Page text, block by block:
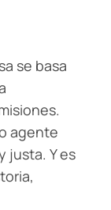
se basa
agente
justa. Y es